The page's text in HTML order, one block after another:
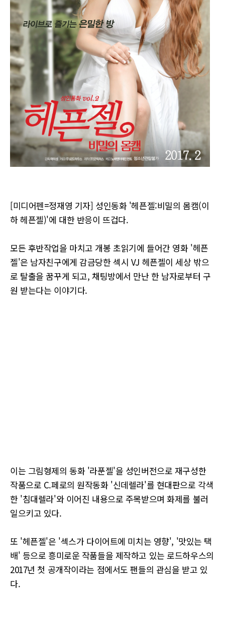
[미디어펜=정재영 기자] 성인동화 '헤픈젤:비밀의 몸캠(이
하 헤픈젤)'에 대한 반응이 뜨겁다.
모든 후반작업을 마치고 개봉 초읽기에 들어간 영화 '헤픈
젤'은 남자친구에게 감금당한 섹시 VJ 헤픈젤이 세상 밖으
로 탈출을 꿈꾸게 되고, 채팅방에서 만난 한 남자로부터 구
원 받는다는 이야기다.
이는 그림형제의 동화 '라푼젤'을 성인버전으로 재구성한
작품으로 C.페로의 원작동화 '신데렐라'를 현대판으로 각색
한 '침대렐라'와 이어진 내용으로 주목받으며 화제를 불러
일으키고 있다.
또 '헤픈젤'은 '섹스가 다이어트에 미치는 영향', '맛있는 택
배' 등으로 흥미로운 작품들을 제작하고 있는 로드하우스의
2017년 첫 공개작이라는 점에서도 팬들의 관심을 받고 있
다.